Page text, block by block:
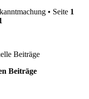
• Seite 1
Beiträge
Beiträge